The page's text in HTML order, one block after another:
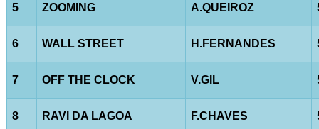
5 ZOOMING A.QUEIROZ
6 WALL STREET H.FERNANDES
7 OFF THE CLOCK V.GIL
8 RAVI DA LAGOA F.CHAVES